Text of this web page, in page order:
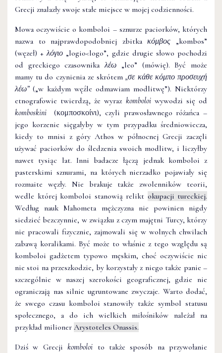
Grecji znalazły swoje stałe miejsce w mojej codzienności.
Mowa oczywiście o komboloi – sznurze paciorków, których
nazwa to najprawdopodobniej zbitkaκόμβος „kombos”
(węzeł) +λόγιο„logio<logo”, gdzie drugie słowo pochodzi
od greckiego czasownikaλέω „leo” (mówię). Być może
mamy tu do czynienia ze skrótem„σε κάθε κόμπο προσευχή
λέω”(„w każdym węźle odmawiam modlitwę”). Niektórzy
etnografowie twierdzą, że wyraz komboloiwywodzi się od
komboskini (κομποσκοίνι), czyli prawosławnego różańca –
jego korzenie sięgałyby w tym przypadku średniowiecza,
kiedy to mnisi z góry Athos w północnej Grecji zaczęli
używać paciorków do śledzenia swoich modlitw, i liczyłby
nawet tysiąc lat. Inni badacze łączą jednak komboloi z
pasterskimi sznurami, na których nierzadko pojawiały się
rozmaite węzły. Nie brakuje także zwolenników teorii,
wedle której komboloi stanowią relikt okupacji tureckiej.
Według nauk Mahometa mężczyzna nie powinien nigdy
siedzieć bezczynnie, w związku z czym majętni Turcy, którzy
nie pracowali fizycznie, zajmowali się w wolnych chwilach
zabawą koralikami. Być może to właśnie z tego względu są
komboloi gadżetem typowo męskim, choć oczywiście nic
nie stoi na przeszkodzie, by korzystały z niego także panie –
szczególnie w naszej szerokości geograficznej, gdzie nie
ograniczają nas silnie ugruntowane zwyczaje. Warto dodać,
że swego czasu komboloi stanowiły także symbol statusu
społecznego, a do ich wielkich miłośników należał na
przykład milioner Arystoteles Onassis.
Dziś w Grecjikomboloi to także sposób na przywołanie